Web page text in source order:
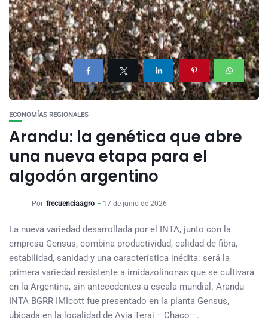
ECONOMÍAS REGIONALES
Arandu: la genética que abre
una nueva etapa para el
algodón argentino
Por frecuenciaagro 17 de junio de 2026
La nueva variedad desarrollada por el INTA, junto con la
empresa Gensus, combina productividad, calidad de fibra,
estabilidad, sanidad y una característica inédita: será la
primera variedad resistente a imidazolinonas que se cultivará
en la Argentina, sin antecedentes a escala mundial. Arandu
INTA BGRR IMIcott fue presentado en la planta Gensus,
ubicada en la localidad de Avia Terai —Chaco—.